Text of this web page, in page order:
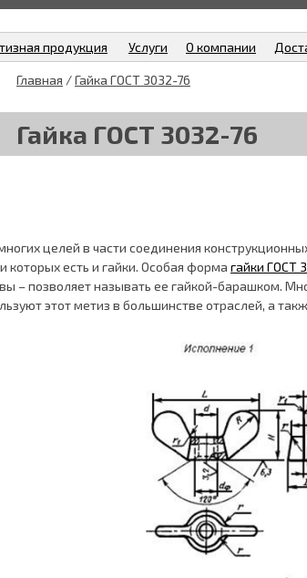
продукция Услуги О компании
Главная /Гайка ГОСТ 3032-76
Гайка ГОСТ 3032-76
целей в части соединения
которых есть и гайки. Особая форма гайки ГОСТ
– позволяет называть ее гайкой-барашком.
этот метиз в большинстве отраслей, а